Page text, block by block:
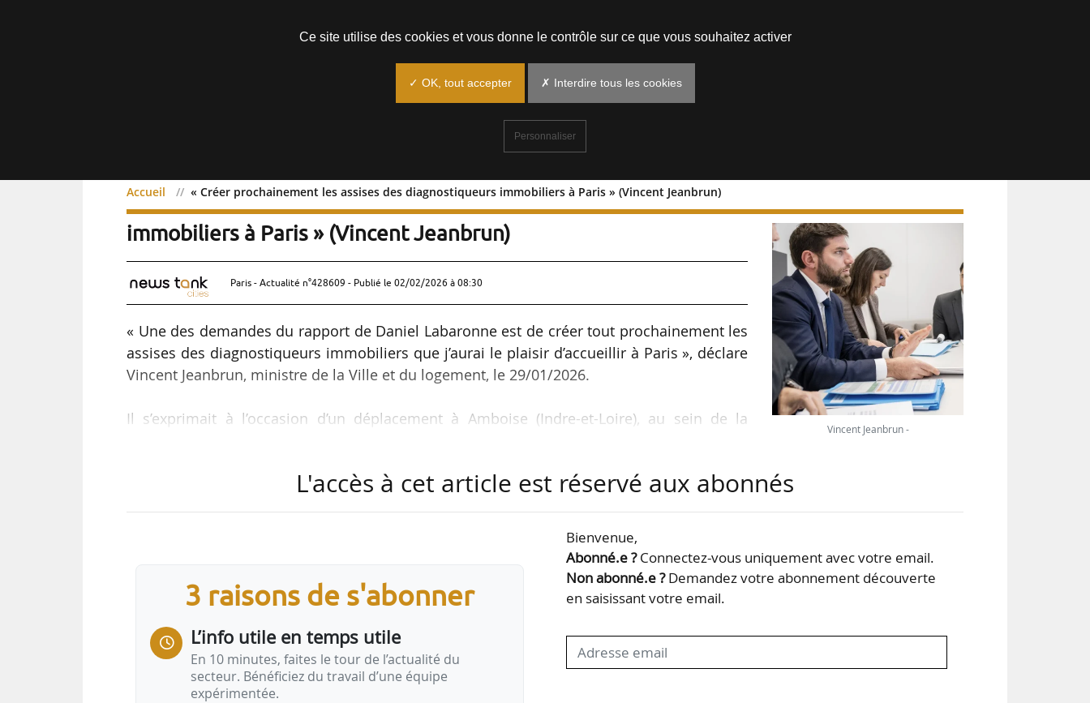
Accueil « Créer prochainement les assises des diagnostiqueurs immobiliers à Paris » (Vincent Jeanbrun)
« Créer prochainement les assises des diagnostiqueurs
immobiliers à Paris » (Vincent Jeanbrun)
Paris - Actualité n°428609 - Publié le 02/02/2026 à 08:30
« Une des demandes du rapport de Daniel Labaronne est de créer tout prochainement les
assises des diagnostiqueurs immobiliers que j’aurai le plaisir d’accueillir à Paris », déclare
Vincent Jeanbrun, ministre de la Ville et du logement, le 29/01/2026.
Il s’exprimait à l’occasion d’un déplacement à Amboise (Indre-et-Loire), au sein de la
Vincent Jeanbrun le 28/11/2025, contenant neuf recommandations.
« Grâce à ce travail extrêmement riche de Daniel Labaronne, cela a été l’occasion de se
rendre compte qu’il y avait des difficultés dans un certain nombre de cas, des choses qui
Vincent Jeanbrun -
L'accès à cet article est réservé aux abonnés
3 raisons de s'abonner
L’info utile en temps utile
En 10 minutes, faites le tour de l’actualité du
secteur. Bénéficiez du travail d’une équipe
expérimentée.
Bienvenue,
Abonné.e ?Connectez-vous uniquement avec votre email.
Non abonné.e ?Demandez votre abonnement découverte
en saisissant votre email.
Ce site utilise des cookies et vous donne le contrôle sur ce que vous souhaitez activer
✓ OK, tout accepter ✗ Interdire tous les cookies
Personnaliser